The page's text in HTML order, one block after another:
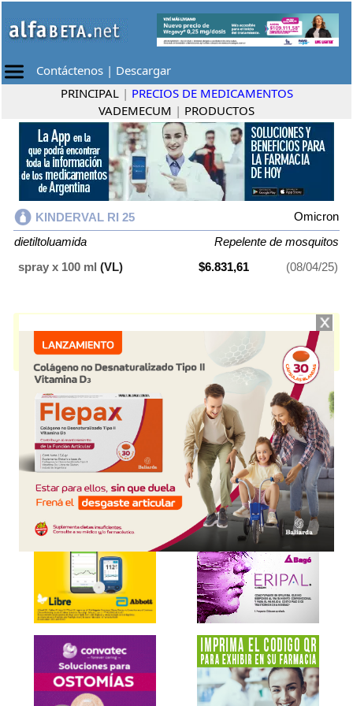
Contáctenos | Descargar
PRINCIPAL | PRECIOS DE MEDICAMENTOS
VADEMECUM | PRODUCTOS
KINDERVAL RI 25
Omicron
dietiltoluamida
Repelente de mosquitos
spray x 100 ml (VL) $6.831,61 (08/04/25)
Repelente
de mosquitos. Es producido por
y cuenta con 1 presentación
disponible.
Explorar más
Otros productos con
dietiltoluamida
Otros productos de
Omicron